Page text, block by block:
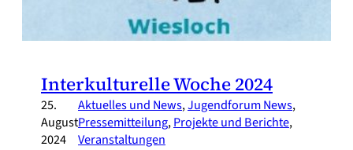
Interkulturelle Woche 2024
25.
August
2024
Aktuelles und News, Jugendforum News
Pressemitteilung, Projekte und Berichte
Veranstaltungen